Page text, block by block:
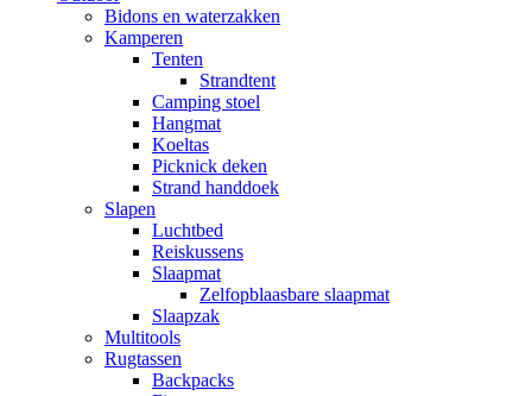
Bidons en waterzakken
Kamperen
Tenten
Strandtent
Camping stoel
Hangmat
Koeltas
Picknick deken
Strand handdoek
Slapen
Luchtbed
Reiskussens
Slaapmat
Zelfopblaasbare slaapmat
Slaapzak
Multitools
Rugtassen
Backpacks